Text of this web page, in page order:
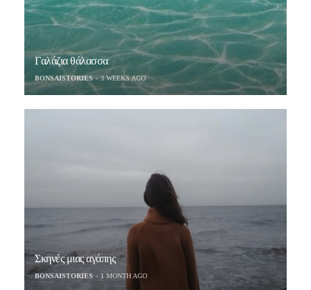
Γαλάζια θάλασσα
BONSAISTORIES 3 WEEKS AGO
Σκηνές μιας αγάπης
BONSAISTORIES 1 MONTH AGO